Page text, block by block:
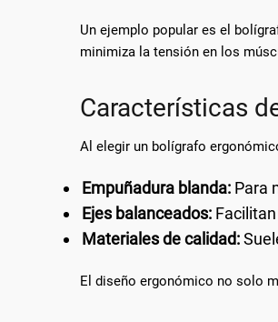
Un ejemplo popular es el
minimiza la tensión en los
Características
Al elegir un bolígrafo
Empuñadura blanda: Para
Ejes balanceados:
Materiales de calidad:
El diseño ergonómico no solo